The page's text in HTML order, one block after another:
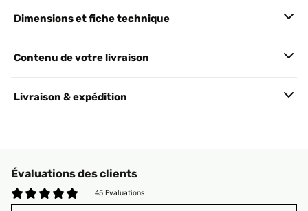
Dimensions et fiche technique
Contenu de votre livraison
Livraison & expédition
Évaluations des clients
45 Evaluations